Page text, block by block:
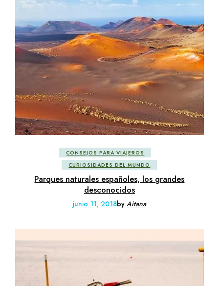
CONSEJOS PARA VIAJEROS
CURIOSIDADES DEL MUNDO
Parques naturales españoles, los grandes
desconocidos
junio 11, 2018byAitana